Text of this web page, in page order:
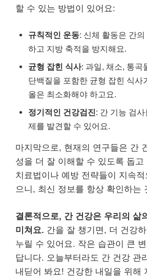
할 수 있는 방법이 있어요:
규칙적인 운동: 신체 활동은 간
하고 지방 축적을 방지해요.
균형 잡힌 식사: 과일, 채소, 통곡
단백질을 포함한 균형 잡힌 식사
올은 최소화해야 하고요.
정기적인 건강검진: 간 기능 검
제를 발견할 수 있어요.
마지막으로, 현재의 연구들은 간
성을 더 잘 이해할 수 있도록 돕고
치료법이나 예방 전략들이 지속
으니, 최신 정보를 항상 확인하는
결론적으로, 간 건강은 우리의 삶
미쳐요. 간을 잘 챙기면, 더 건강
누릴 수 있어요. 작은 습관이 큰
답니다. 오늘부터라도 간 건강 관
내딛어 봐요! 건강한 내일을 위해